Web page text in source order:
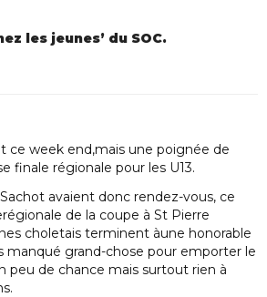
les jeunes’ du SOC.
ce week end,mais une poignée de
finale régionale pour les U13.
Sachot avaient donc rendez-vous, ce
de la coupe à St Pierre
choletais terminent àune honorable
manqué grand-chose pour emporter le
peu de chance mais surtout rien à